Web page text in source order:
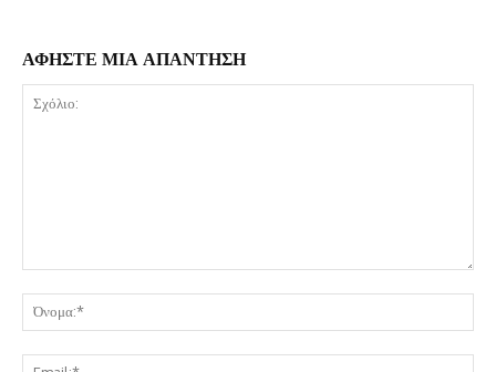
ΑΦΗΣΤΕ ΜΙΑ ΑΠΑΝΤΗΣΗ